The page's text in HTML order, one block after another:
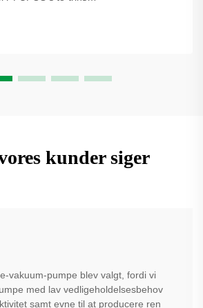
kunder siger
vakuum-pumpe blev valgt, fordi vi
med lav vedligeholdelsesbehov
samt evne til at producere ren